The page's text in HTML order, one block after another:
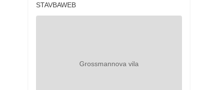
STAVBAWEB